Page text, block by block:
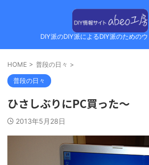
DIY派のDIY派によるDIY派のための
HOME > 普段の日々 >
普段の日々
ひさしぶりにPC買った～
2013年5月28日